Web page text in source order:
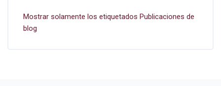
Mostrar solamente los etiquetados Publicaciones de
blog